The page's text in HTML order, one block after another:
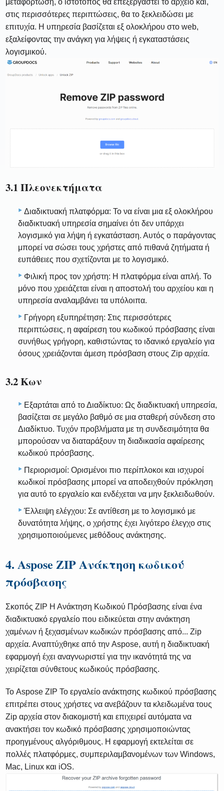
στις περισσότερες περιπτώσεις, θα το ξεκλειδώσει με
επιτυχία. Η υπηρεσία βασίζεται εξ ολοκλήρου στο web,
εξαλείφοντας την ανάγκη για λήψεις ή εγκαταστάσεις
λογισμικού.
3.1 Πλεονεκτήματα
Διαδικτυακή πλατφόρμα: Το να είναι μια εξ ολοκλήρου
διαδικτυακή υπηρεσία σημαίνει ότι δεν υπάρχει
λογισμικό για λήψη ή εγκατάσταση. Αυτός ο παράγοντας
μπορεί να σώσει τους χρήστες από πιθανά ζητήματα ή
ευπάθειες που σχετίζονται με το λογισμικό.
Φιλική προς τον χρήστη: Η πλατφόρμα είναι απλή. Το
μόνο που χρειάζεται είναι η αποστολή του αρχείου και η
υπηρεσία αναλαμβάνει τα υπόλοιπα.
Γρήγορη εξυπηρέτηση: Στις περισσότερες
περιπτώσεις, η αφαίρεση του κωδικού πρόσβασης είναι
συνήθως γρήγορη, καθιστώντας το ιδανικό εργαλείο για
όσους χρειάζονται άμεση πρόσβαση στους Zip αρχεία.
3.2 Κων
Εξαρτάται από το Διαδίκτυο: Ως διαδικτυακή υπηρεσία,
βασίζεται σε μεγάλο βαθμό σε μια σταθερή σύνδεση στο
Διαδίκτυο. Τυχόν προβλήματα με τη συνδεσιμότητα θα
μπορούσαν να διαταράξουν τη διαδικασία αφαίρεσης
κωδικού πρόσβασης.
Περιορισμοί: Ορισμένοι πιο περίπλοκοι και ισχυροί
κωδικοί πρόσβασης μπορεί να αποδειχθούν πρόκληση
για αυτό το εργαλείο και ενδέχεται να μην ξεκλειδωθούν.
Έλλειψη ελέγχου: Σε αντίθεση με το λογισμικό με
δυνατότητα λήψης, ο χρήστης έχει λιγότερο έλεγχο στις
χρησιμοποιούμενες μεθόδους ανάκτησης.
4. Aspose ZIP Ανάκτηση κωδικού
πρόσβασης
Σκοπός ZIP Η Ανάκτηση Κωδικού Πρόσβασης είναι ένα
διαδικτυακό εργαλείο που ειδικεύεται στην ανάκτηση
χαμένων ή ξεχασμένων κωδικών πρόσβασης από... Zip
αρχεία. Αναπτύχθηκε από την Aspose, αυτή η διαδικτυακή
εφαρμογή έχει αναγνωριστεί για την ικανότητά της να
χειρίζεται σύνθετους κωδικούς πρόσβασης.
Το Aspose ZIP Το εργαλείο ανάκτησης κωδικού πρόσβασης
επιτρέπει στους χρήστες να ανεβάζουν τα κλειδωμένα τους
Zip αρχεία στον διακομιστή και επιχειρεί αυτόματα να
ανακτήσει τον κωδικό πρόσβασης χρησιμοποιώντας
προηγμένους αλγόριθμους. Η εφαρμογή εκτελείται σε
πολλές πλατφόρμες, συμπεριλαμβανομένων των Windows,
Mac, Linux και iOS.